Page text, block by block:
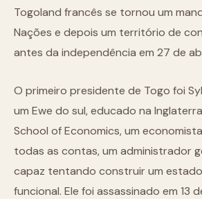
Togoland francês se tornou um
Nações e depois um território de
antes da independência em 27 de
O primeiro presidente de Togo foi
um Ewe do sul, educado na Inglaterra
School of Economics, um
todas as contas, um administrador
capaz tentando construir um estado
funcional. Ele foi assassinado em 13